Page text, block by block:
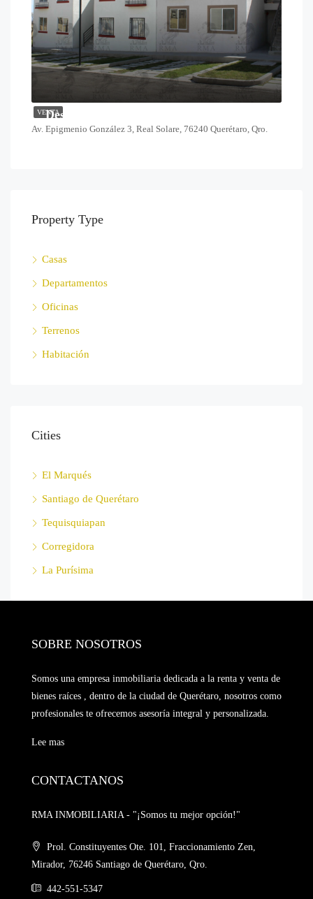
VENTA
Desde $1,378,000
Av. Epigmenio González 3, Real Solare, 76240 Querétaro, Qro.
Property Type
Casas
Departamentos
Oficinas
Terrenos
Habitación
Cities
El Marqués
Santiago de Querétaro
Tequisquiapan
Corregidora
La Purísima
SOBRE NOSOTROS
Somos una empresa inmobiliaria dedicada a la renta y venta de
bienes raíces , dentro de la ciudad de Querétaro, nosotros como
profesionales te ofrecemos asesoría integral y personalizada.
Lee mas
CONTACTANOS
RMA INMOBILIARIA - "¡Somos tu mejor opción!"
Prol. Constituyentes Ote. 101, Fraccionamiento Zen,
Mirador, 76246 Santiago de Querétaro, Qro.
442-551-5347